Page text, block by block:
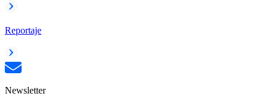
Reportaje
Newsletter